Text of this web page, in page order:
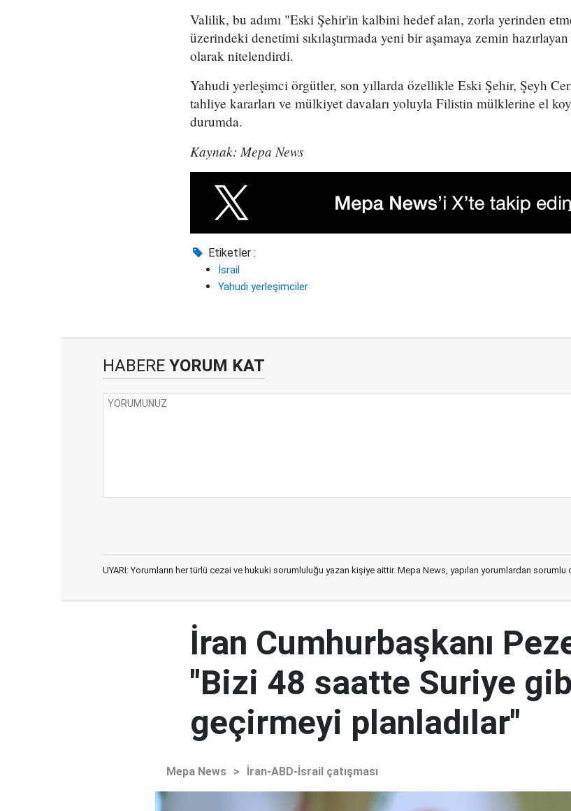
Valilik, bu adımı "Eski Şehir'in kalbini hedef alan, zorla yerinden
üzerindeki denetimi sıkılaştırmada yeni bir aşamaya zemin
olarak nitelendirdi.
Yahudi yerleşimci örgütler, son yıllarda özellikle Eski Şehir, Şeyh
tahliye kararları ve mülkiyet davaları yoluyla Filistin mülklerine el
durumda.
Kaynak: Mepa News
Etiketler :
İsrail
Yahudi yerleşimciler
HABERE YORUM KAT
UYARI: Yorumların her türlü cezai ve hukuki sorumluluğu yazan kişiye aittir. Mepa News, yapılan yorumlardan sorumlu
İran Cumhurbaşkanı
"Bizi 48 saatte Suriye
geçirmeyi planladılar"
Mepa News > İran-ABD-İsrail çatışması